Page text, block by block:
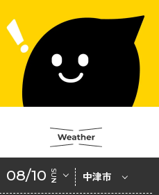
ェルターの指定
2026年6月10日 令和８年経済
センサス-活動調査
2026年6月9日 令和８年第３
回定例会「一般質問一覧表」
2026年6月5日 新婚世帯の家
2026年6月2日 戸籍に氏名の
振り仮名が記載されます
08/10 SUN 中津市